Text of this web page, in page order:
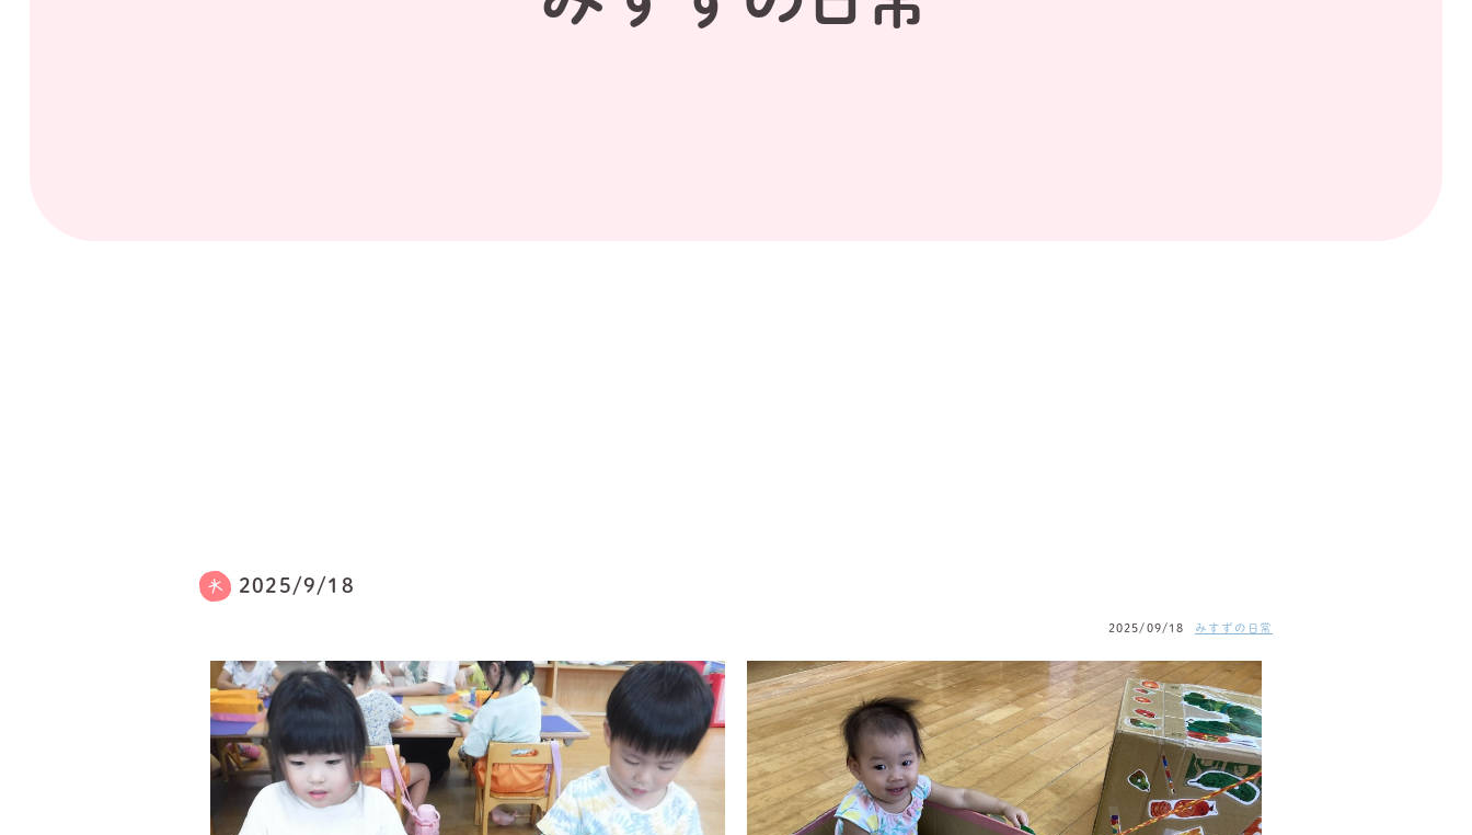
2025/9/18
2025/09/18 みすずの日常